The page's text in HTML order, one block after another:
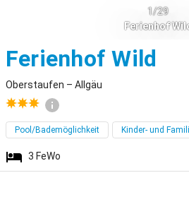
1/29
Ferienhof
Ferienhof Wild
Oberstaufen – Allgäu
Pool/Bademöglichkeit Kinder- und
3 FeWo